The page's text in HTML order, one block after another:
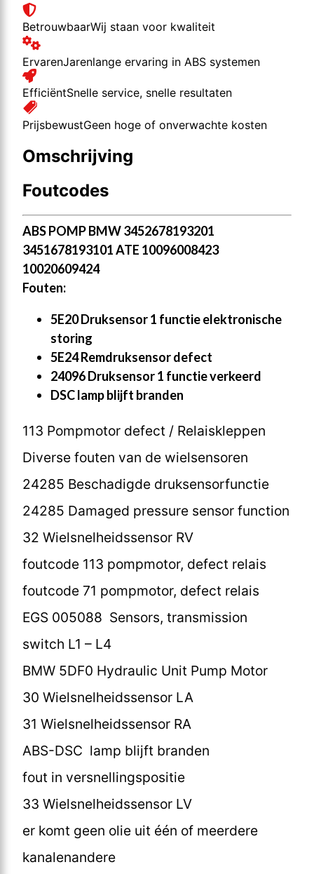
BetrouwbaarWij staan voor kwaliteit
ErvarenJarenlange ervaring in ABS systemen
EfficiëntSnelle service, snelle resultaten
PrijsbewustGeen hoge of onverwachte kosten
Omschrijving
Foutcodes
ABS POMP BMW 3452678193201
3451678193101 ATE 10096008423
10020609424
Fouten:
5E20 Druksensor 1 functie elektronische
storing
5E24 Remdruksensor defect
24096 Druksensor 1 functie verkeerd
DSC lamp blijft branden
113 Pompmotor defect / Relaiskleppen
Diverse fouten van de wielsensoren
24285 Beschadigde druksensorfunctie
24285 Damaged pressure sensor function
32 Wielsnelheidssensor RV
foutcode 113 pompmotor, defect relais
foutcode 71 pompmotor, defect relais
EGS 005088 Sensors, transmission
switch L1 – L4
BMW 5DF0 Hydraulic Unit Pump Motor
30 Wielsnelheidssensor LA
31 Wielsnelheidssensor RA
ABS-DSC lamp blijft branden
fout in versnellingspositie
33 Wielsnelheidssensor LV
er komt geen olie uit één of meerdere
kanalenandere